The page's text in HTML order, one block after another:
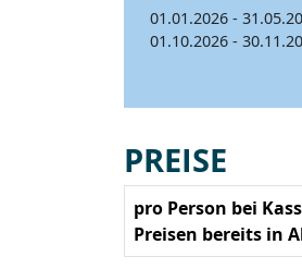
01.01.2026 -
01.10.2026 -
PREISE
pro Person bei
Preisen bereits in